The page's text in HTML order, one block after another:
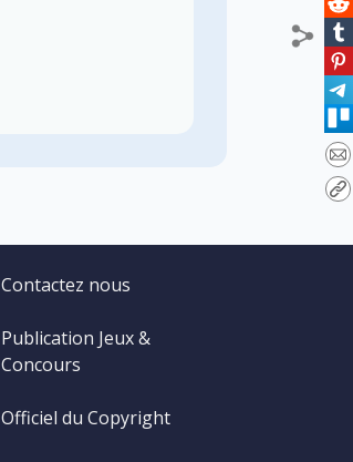
Contactez nous
Publication Jeux &
Concours
Officiel du Copyright